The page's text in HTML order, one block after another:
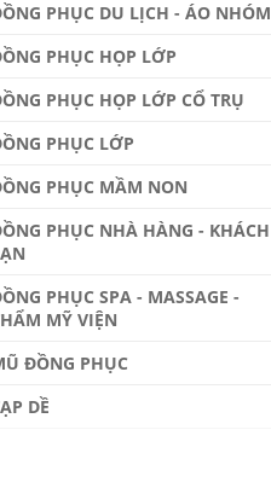
PHỤC DU LỊCH - ÁO NHÓM
PHỤC HỌP LỚP
PHỤC HỌP LỚP CỔ TRỤ
PHỤC LỚP
PHỤC MẦM NON
PHỤC NHÀ HÀNG - KHÁCH
PHỤC SPA - MASSAGE -
MỸ VIỆN
ĐỒNG PHỤC
DỀ